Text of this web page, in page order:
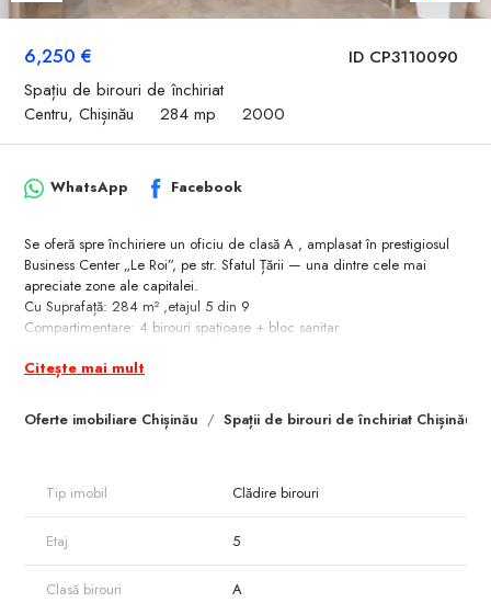
ID CP3110090
6,250 €
Spațiu de birouri de închiriat
Centru, Chișinău
284 mp 2000
Oferte imobiliare Chișinău Spații de birouri de închiriat Chișinău
WhatsApp Facebook
Se oferă spre închiriere un oficiu de clasă A , amplasat în prestigiosul
Business Center „Le Roi”, pe str. Sfatul Țării — una dintre cele mai
apreciate zone ale capitalei.
Cu Suprafață: 284 m² ,etajul 5 din 9
Compartimentare: 4 birouri spațioase + bloc sanitar
euroreparație impecabilă, finisaje moderne
geamuri termopan pentru confort fonic și termic optim
bloc sanitar modern pe etaj
clădire cu infrastructură dezvoltată și acces facil către centre
administrative și comerciale
Acest spațiu reprezintă o alegere excelentă pentru companiile care își
doresc o imagine rafinată, confort maxim și vizibilitate într-un centru de
Citește mai mult
Tip imobil Clădire birouri
Etaj 5
Clasă birouri A